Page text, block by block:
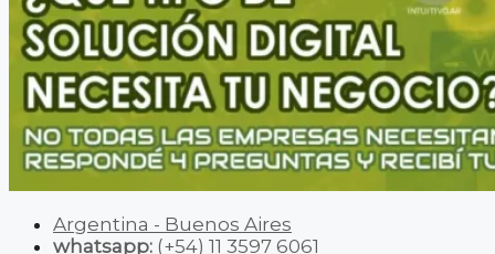
Argentina - Buenos Aires
whatsapp: (+54) 11 3597 6061